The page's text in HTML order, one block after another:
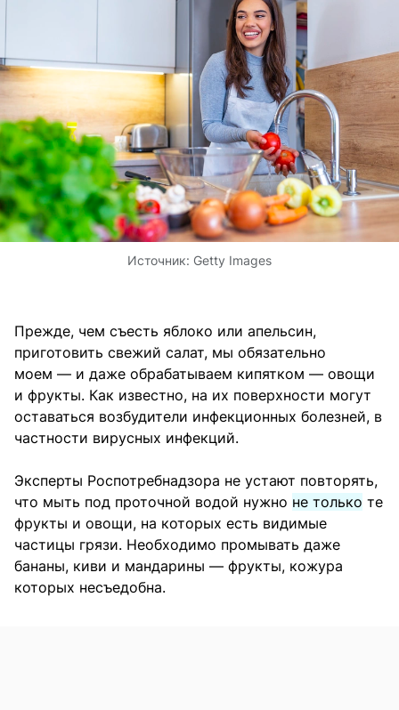
Источник: Getty Images
Прежде, чем съесть яблоко или апельсин,
приготовить свежий салат, мы обязательно
моем — и даже обрабатываем кипятком — овощи
и фрукты. Как известно, на их поверхности могут
оставаться возбудители инфекционных болезней, в
частности вирусных инфекций.
Эксперты Роспотребнадзора не устают повторять,
что мыть под проточной водой нужно не только те
фрукты и овощи, на которых есть видимые
частицы грязи. Необходимо промывать даже
бананы, киви и мандарины — фрукты, кожура
которых несъедобна.